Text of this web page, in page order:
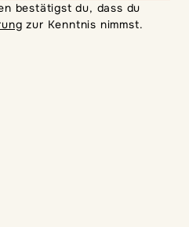
bestätigst du, dass du
zur Kenntnis nimmst.